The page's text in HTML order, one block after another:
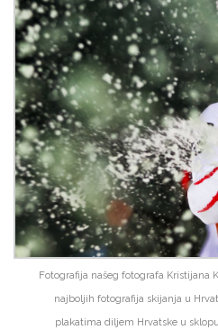
Fotografija našeg fotografa Kristijana
najboljih fotografija skijanja u
plakatima diljem Hrvatske u